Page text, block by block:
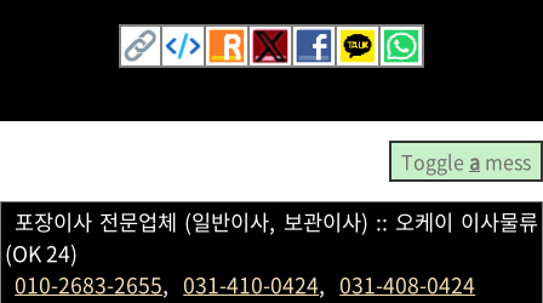
Toggle a mess
포장이사 전문업체 (일반이사, 보관이사) :: 오케이 이사물류
(OK 24)
010-2683-2655, 031-410-0424, 031-408-0424